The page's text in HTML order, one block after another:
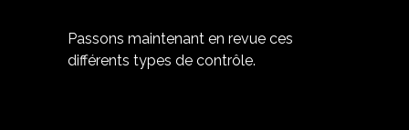
Passons maintenant en revue ces
différents types de contrôle.